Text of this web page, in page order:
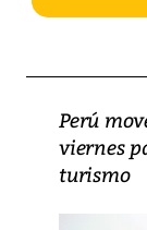
Perú
viernes
turismo